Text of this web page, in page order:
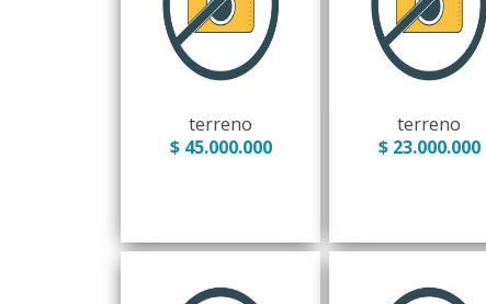
terreno
$ 45.000.000
terreno
$ 23.000.000